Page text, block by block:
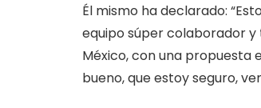
Él mismo ha declarado:
equipo súper colaborador y
México, con una propuesta
bueno, que estoy seguro,